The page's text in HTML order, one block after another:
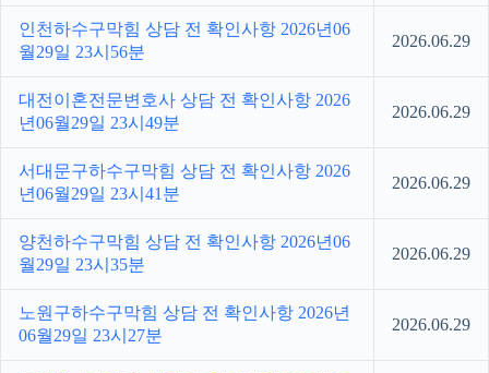
인천하수구막힘 상담 전 확인사항 2026년06
월29일 23시56분
2026.06.29
대전이혼전문변호사 상담 전 확인사항 2026
년06월29일 23시49분
2026.06.29
서대문구하수구막힘 상담 전 확인사항 2026
년06월29일 23시41분
2026.06.29
양천하수구막힘 상담 전 확인사항 2026년06
월29일 23시35분
2026.06.29
노원구하수구막힘 상담 전 확인사항 2026년
06월29일 23시27분
2026.06.29